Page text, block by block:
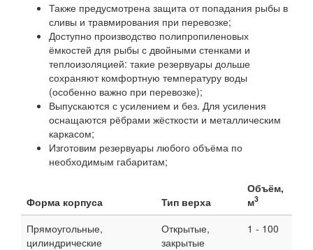
Также предусмотрена защита от попадания рыбы в
сливы и травмирования при перевозке;
Доступно производство полипропиленовых
ёмкостей для рыбы с двойными стенками и
теплоизоляцией: такие резервуары дольше
сохраняют комфортную температуру воды
(особенно важно при перевозке);
Выпускаются с усилением и без. Для усиления
оснащаются рёбрами жёсткости и металлическим
каркасом;
Изготовим резервуары любого объёма по
необходимым габаритам;
Форма корпуса Тип верха
Объём,
м3
Прямоугольные,
цилиндрические
Открытые,
закрытые
1 - 100